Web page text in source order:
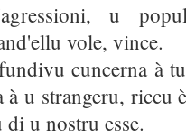
u
vole, vince.
cuncerna à
à u strangeru, riccu
u nostru esse.